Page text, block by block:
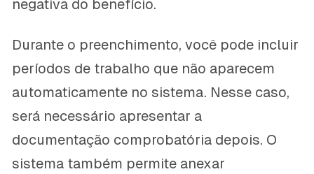
negativa do benefício.
Durante o preenchimento, você pode incluir
períodos de trabalho que não aparecem
automaticamente no sistema. Nesse caso,
será necessário apresentar a
documentação comprobatória depois. O
sistema também permite anexar